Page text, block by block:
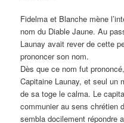
Fidelma et Blanche mène
nom du Diable Jaune. Au
Launay avait rever de cette
prononcer son nom.
Dès que ce nom fut
Capitaine Launay, et seul un
de sa toge le calma. Le
communier au sens chrétien
sembla docilement